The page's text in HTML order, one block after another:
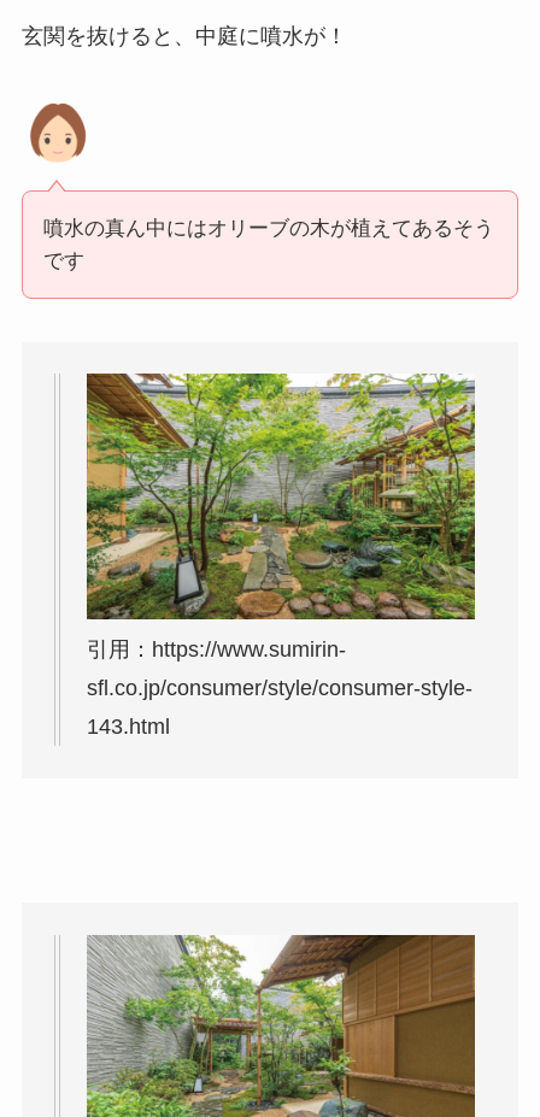
玄関を抜けると、中庭に噴水が！
噴水の真ん中にはオリーブの木が植えてあるそう
です
引用：https://www.sumirin-
sfl.co.jp/consumer/style/consumer-style-
143.html